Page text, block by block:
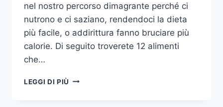
nel nostro percorso dimagrante perché ci
nutrono e ci saziano, rendendoci la dieta
più facile, o addirittura fanno bruciare più
calorie. Di seguito troverete 12 alimenti
che…
LEGGI DI PIÙ 12